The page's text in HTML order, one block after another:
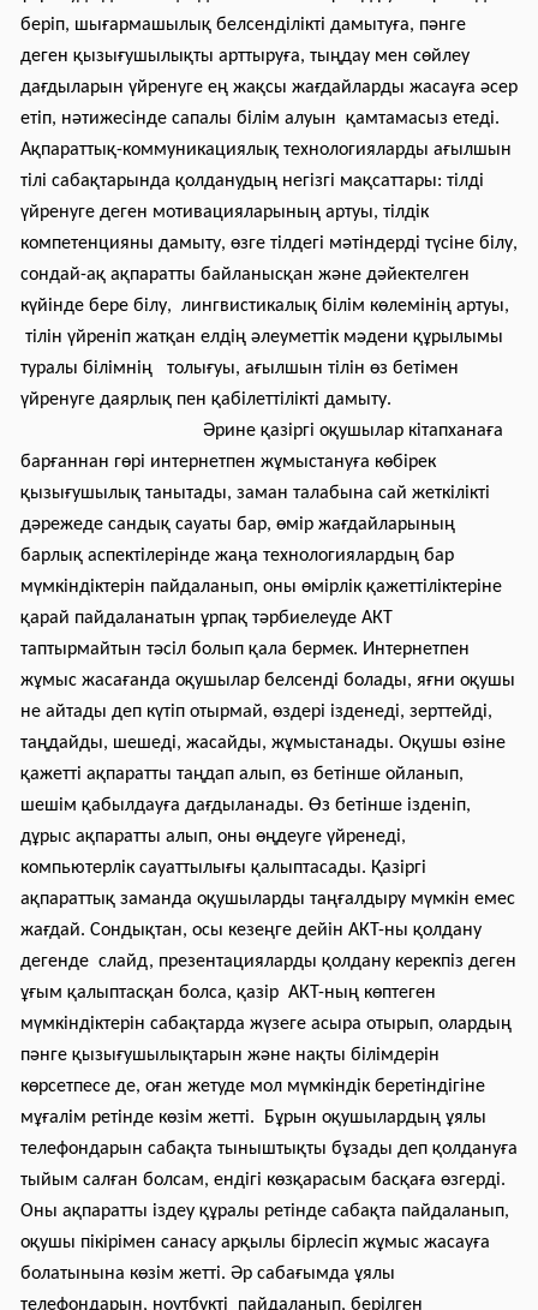
беріп, шығармашылық белсенділікті дамытуға, пәнге
деген қызығушылықты арттыруға, тыңдау мен сөйлеу
дағдыларын үйренуге ең жақсы жағдайларды жасауға әсер
етіп, нәтижесінде сапалы білім алуын қамтамасыз етеді.
Ақпараттық-коммуникациялық технологияларды ағылшын
тілі сабақтарында қолданудың негізгі мақсаттары: тілді
үйренуге деген мотивацияларының артуы, тілдік
компетенцияны дамыту, өзге тілдегі мәтіндерді түсіне білу,
сондай-ақ ақпаратты байланысқан және дәйектелген
күйінде бере білу, лингвистикалық білім көлемінің артуы,
тілін үйреніп жатқан елдің әлеуметтік мәдени құрылымы
туралы білімнің толығуы, ағылшын тілін өз бетімен
үйренуге даярлық пен қабілеттілікті дамыту.
Әрине қазіргі оқушылар кітапханаға
барғаннан гөрі интернетпен жұмыстануға көбірек
қызығушылық танытады, заман талабына сай жеткілікті
дәрежеде сандық сауаты бар, өмір жағдайларының
барлық аспектілерінде жаңа технологиялардың бар
мүмкіндіктерін пайдаланып, оны өмірлік қажеттіліктеріне
қарай пайдаланатын ұрпақ тәрбиелеуде АКТ
таптырмайтын тәсіл болып қала бермек. Интернетпен
жұмыс жасағанда оқушылар белсенді болады, яғни оқушы
не айтады деп күтіп отырмай, өздері ізденеді, зерттейді,
таңдайды, шешеді, жасайды, жұмыстанады. Оқушы өзіне
қажетті ақпаратты таңдап алып, өз бетінше ойланып,
шешім қабылдауға дағдыланады. Өз бетінше ізденіп,
дұрыс ақпаратты алып, оны өңдеуге үйренеді,
компьютерлік сауаттылығы қалыптасады. Қазіргі
ақпараттық заманда оқушыларды таңғалдыру мүмкін емес
жағдай. Сондықтан, осы кезеңге дейін АКТ-ны қолдану
дегенде слайд, презентацияларды қолдану керекпіз деген
ұғым қалыптасқан болса, қазір АКТ-ның көптеген
мүмкіндіктерін сабақтарда жүзеге асыра отырып, олардың
пәнге қызығушылықтарын және нақты білімдерін
көрсетпесе де, оған жетуде мол мүмкіндік беретіндігіне
мұғалім ретінде көзім жетті. Бұрын оқушылардың ұялы
телефондарын сабақта тыныштықты бұзады деп қолдануға
тыйым салған болсам, ендігі көзқарасым басқаға өзгерді.
Оны ақпаратты іздеу құралы ретінде сабақта пайдаланып,
оқушы пікірімен санасу арқылы бірлесіп жұмыс жасауға
болатынына көзім жетті. Әр сабағымда ұялы
телефондарын, ноутбукті пайдаланып, берілген